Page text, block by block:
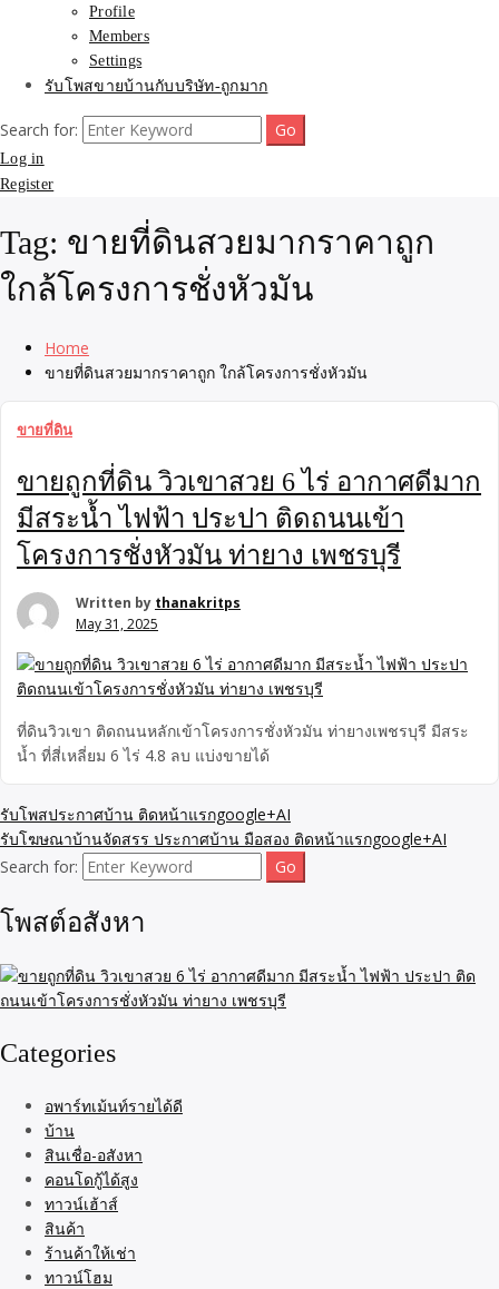
Profile
Members
Settings
รับโพสขายบ้านกับบริษัท-ถูกมาก
Search for:
Log in
Register
Tag: ขายที่ดินสวยมากราคาถูก
ใกล้โครงการชั่งหัวมัน
Home
ขายที่ดินสวยมากราคาถูก ใกล้โครงการชั่งหัวมัน
ขายที่ดิน
ขายถูกที่ดิน วิวเขาสวย 6 ไร่ อากาศดีมาก
มีสระน้ำ ไฟฟ้า ประปา ติดถนนเข้า
โครงการชั่งหัวมัน ท่ายาง เพชรบุรี
Written by thanakritps
May 31, 2025
ที่ดินวิวเขา ติดถนนหลักเข้าโครงการชั่งหัวมัน ท่ายางเพชรบุรี มีสระ
น้ำ ที่สี่เหลี่ยม 6 ไร่ 4.8 ลบ แบ่งขายได้
รับโพสประกาศบ้าน ติดหน้าแรกgoogle+AI
รับโฆษณาบ้านจัดสรร ประกาศบ้าน มือสอง ติดหน้าแรกgoogle+AI
Search for:
โพสต์อสังหา
Categories
อพาร์ทเม้นท์รายได้ดี
บ้าน
สินเชื่อ-อสังหา
คอนโดกู้ได้สูง
ทาวน์เฮ้าส์
สินค้า
ร้านค้าให้เช่า
ทาวน์โฮม